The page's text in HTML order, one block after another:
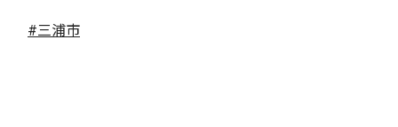
#三浦市